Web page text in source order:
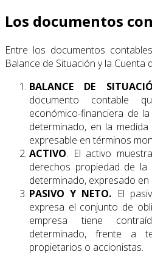
Los documentos
Entre los documentos
Balance de Situación y la Cuenta
BALANCE DE
documento contable
económico-financiera de
determinado, en la
expresable en términos
ACTIVO. El activo
derechos propiedad de
determinado, expresado
PASIVO Y NETO. El
expresa el conjunto de
empresa tiene
determinado, frente a
propietarios o accionistas.